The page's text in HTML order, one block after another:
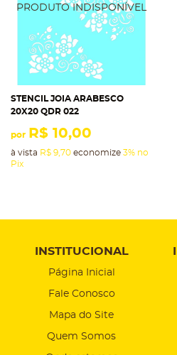
STENCIL JOIA ARABESCO
20X20 QDR 022
por R$ 10,00
à vista R$ 9,70 economize 3% no
Pix
INSTITUCIONAL
Página Inicial
Fale Conosco
Mapa do Site
Quem Somos